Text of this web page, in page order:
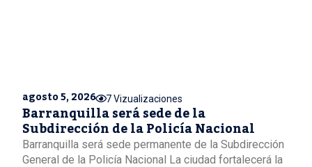
agosto 5, 2026 7 Vizualizaciones
Barranquilla será sede de la
Subdirección de la Policía Nacional
Barranquilla será sede permanente de la Subdirección
General de la Policía Nacional La ciudad fortalecerá la